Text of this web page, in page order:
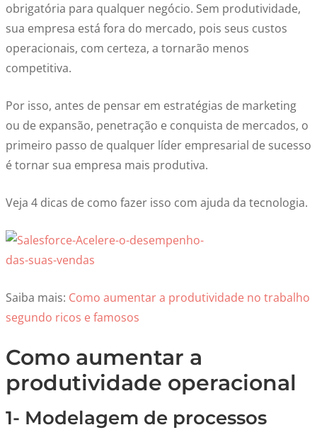
obrigatória para qualquer negócio. Sem produtividade,
sua empresa está fora do mercado, pois seus custos
operacionais, com certeza, a tornarão menos
competitiva.
Por isso, antes de pensar em estratégias de marketing
ou de expansão, penetração e conquista de mercados, o
primeiro passo de qualquer líder empresarial de sucesso
é tornar sua empresa mais produtiva.
Veja 4 dicas de como fazer isso com ajuda da tecnologia.
Saiba mais: Como aumentar a produtividade no trabalho
segundo ricos e famosos
Como aumentar a
produtividade operacional
1- Modelagem de processos